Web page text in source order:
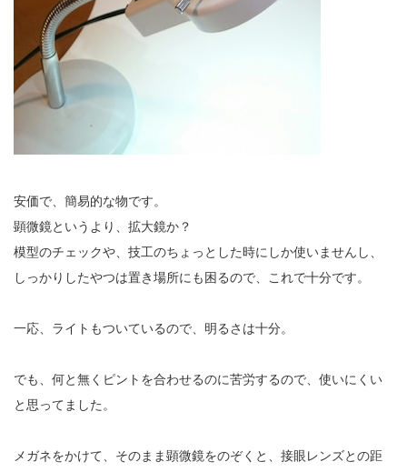
安価で、簡易的な物です。
顕微鏡というより、拡大鏡か？
模型のチェックや、技工のちょっとした時にしか使いませんし、
しっかりしたやつは置き場所にも困るので、これで十分です。
一応、ライトもついているので、明るさは十分。
でも、何と無くピントを合わせるのに苦労するので、使いにくい
と思ってました。
メガネをかけて、そのまま顕微鏡をのぞくと、接眼レンズとの距